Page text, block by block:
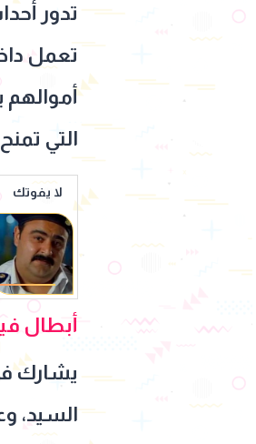
تدور
تعمل
التي
لا يفوتك
أبطال
يشارك
السيد،